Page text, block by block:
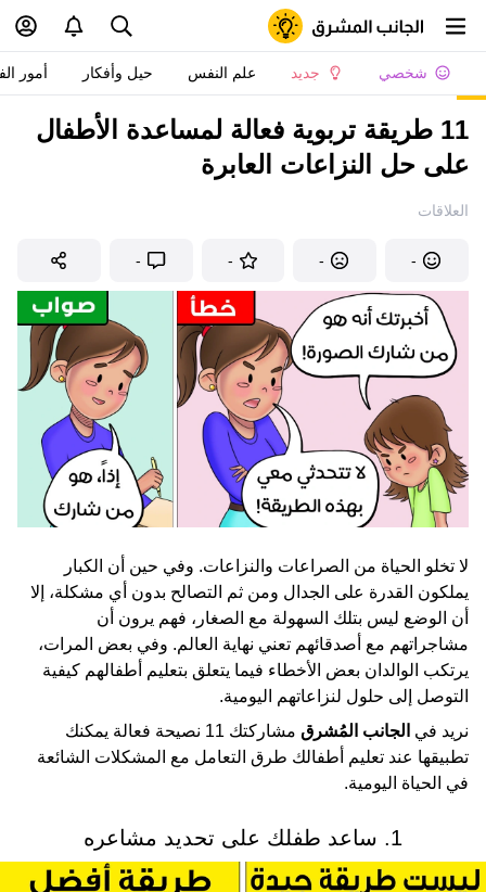
شخصي جديد علم النفس حيل وأفكار أمور
11 طريقة تربوية فعالة لمساعدة الأطفال
على حل النزاعات العابرة
العلاقات
-
-
-
-
لا تخلو الحياة من الصراعات والنزاعات. وفي حين أن الكبار
يملكون القدرة على الجدال ومن ثم التصالح بدون أي مشكلة، إلا
أن الوضع ليس بتلك السهولة مع الصغار، فهم يرون أن
مشاجراتهم مع أصدقائهم تعني نهاية العالم. وفي بعض المرات،
يرتكب الوالدان بعض الأخطاء فيما يتعلق بتعليم أطفالهم كيفية
التوصل إلى حلول لنزاعاتهم اليومية.
نريد في الجانب المُشرق
مشاركتك 11 نصيحة فعالة يمكنك
تطبيقها عند تعليم أطفالك طرق التعامل مع المشكلات الشائعة
في الحياة اليومية.
1. ساعد طفلك على تحديد مشاعره